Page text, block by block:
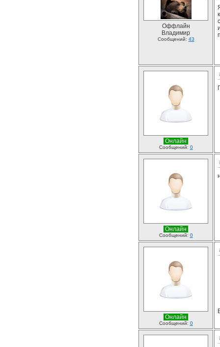
Оффлайн
Владимир
Сообщений: 43
Онлайн
Сообщений: 0
Онлайн
Сообщений: 0
Онлайн
Сообщений: 0